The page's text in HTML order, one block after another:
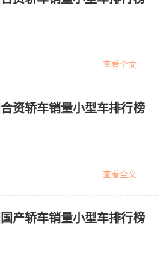
查看全文
资轿车销量小型车排行榜
查看全文
产轿车销量小型车排行榜